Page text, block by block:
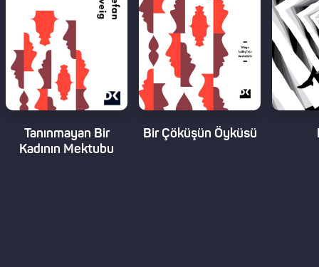
Tanınmayan Bir
Kadının Mektubu
Bir Çöküşün Öyküsü